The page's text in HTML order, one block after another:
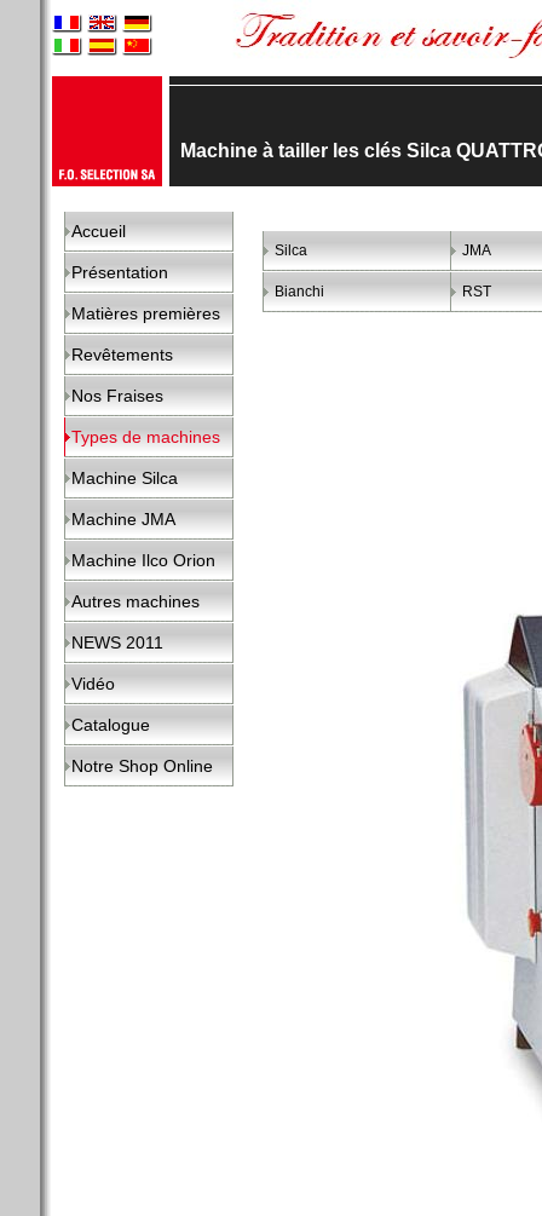
Machine à tailler les clés Silca
Accueil
Présentation
Matières premières
Revêtements
Nos Fraises
Types de machines
Machine Silca
Machine JMA
Machine Ilco Orion
Autres machines
NEWS 2011
Vidéo
Catalogue
Notre Shop Online
Silca JMA
Bianchi RST